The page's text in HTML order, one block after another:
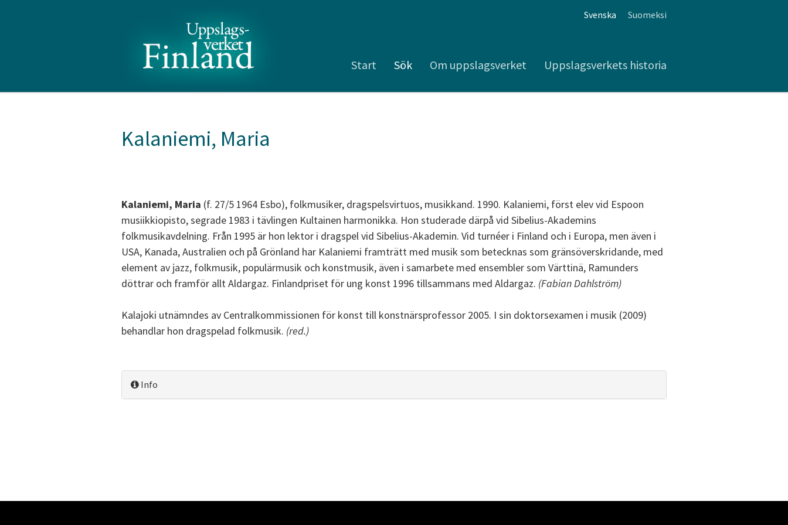
Svenska Suomeksi
Start Sök Om uppslagsverket Uppslagsverkets historia
Kalaniemi, Maria
Kalaniemi, Maria (f. 27/5 1964 Esbo), folkmusiker, dragspelsvirtuos, musikkand. 1990. Kalaniemi, först elev vid Espoon
musiikkiopisto, segrade 1983 i tävlingen Kultainen harmonikka. Hon studerade därpå vid Sibelius-Akademins
folkmusikavdelning. Från 1995 är hon lektor i dragspel vid Sibelius-Akademin. Vid turnéer i Finland och i Europa, men även i
USA, Kanada, Australien och på Grönland har Kalaniemi framträtt med musik som betecknas som gränsöverskridande, med
element av jazz, folkmusik, populärmusik och konstmusik, även i samarbete med ensembler som Värttinä, Ramunders
döttrar och framför allt Aldargaz. Finlandpriset för ung konst 1996 tillsammans med Aldargaz. (Fabian Dahlström)
Kalajoki utnämndes av Centralkommissionen för konst till konstnärsprofessor 2005. I sin doktorsexamen i musik (2009)
behandlar hon dragspelad folkmusik. (red.)
Info